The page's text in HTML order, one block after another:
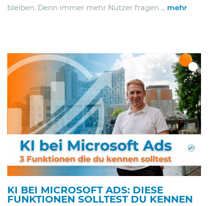
bleiben. Denn immer mehr Nutzer fragen ... mehr
KI BEI MICROSOFT ADS: DIESE
FUNKTIONEN SOLLTEST DU KENNEN